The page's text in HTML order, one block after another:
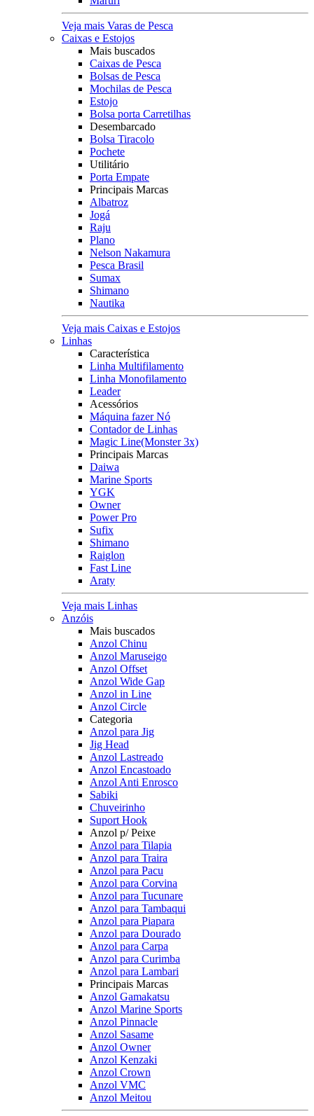
Veja mais Varas de Pesca
Caixas e Estojos
Mais buscados
Caixas de Pesca
Bolsas de Pesca
Mochilas de Pesca
Estojo
Bolsa porta Carretilhas
Desembarcado
Bolsa Tiracolo
Pochete
Utilitário
Porta Empate
Principais Marcas
Albatroz
Jogá
Raju
Plano
Nelson Nakamura
Pesca Brasil
Sumax
Shimano
Nautika
Veja mais Caixas e Estojos
Linhas
Característica
Linha Multifilamento
Linha Monofilamento
Leader
Acessórios
Máquina fazer Nó
Contador de Linhas
Magic Line(Monster 3x)
Principais Marcas
Daiwa
Marine Sports
YGK
Owner
Power Pro
Sufix
Shimano
Raiglon
Fast Line
Araty
Veja mais Linhas
Anzóis
Mais buscados
Anzol Chinu
Anzol Maruseigo
Anzol Offset
Anzol Wide Gap
Anzol in Line
Anzol Circle
Categoria
Anzol para Jig
Jig Head
Anzol Lastreado
Anzol Encastoado
Anzol Anti Enrosco
Sabiki
Chuveirinho
Suport Hook
Anzol p/ Peixe
Anzol para Tilapia
Anzol para Traira
Anzol para Pacu
Anzol para Corvina
Anzol para Tucunare
Anzol para Tambaqui
Anzol para Piapara
Anzol para Dourado
Anzol para Carpa
Anzol para Curimba
Anzol para Lambari
Principais Marcas
Anzol Gamakatsu
Anzol Marine Sports
Anzol Pinnacle
Anzol Sasame
Anzol Owner
Anzol Kenzaki
Anzol Crown
Anzol VMC
Anzol Meitou